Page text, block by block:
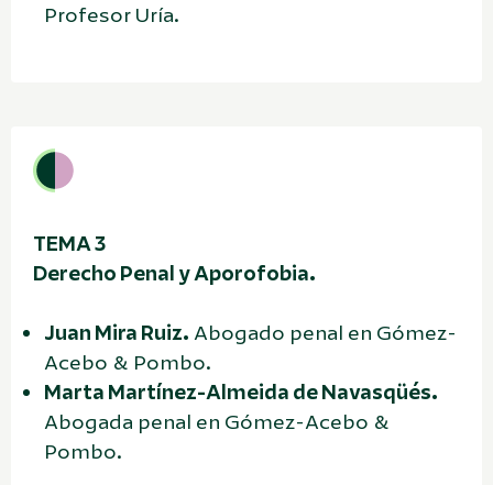
Profesor Uría.
TEMA 3
Derecho Penal y Aporofobia.
Juan Mira Ruiz. Abogado penal en Gómez-
Acebo & Pombo.
Marta Martínez-Almeida de Navasqüés.
Abogada penal en Gómez-Acebo &
Pombo.